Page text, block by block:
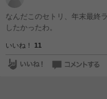
なんだこのセトリ、年末最終
したかったわ。
いいね！ 11